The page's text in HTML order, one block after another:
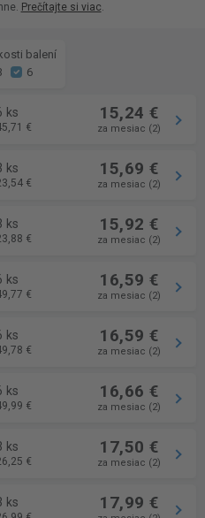
Prečítajte si viac.
balení
6
ks
€
15,24 €
za mesiac (2)
ks
€
15,69 €
za mesiac (2)
ks
€
15,92 €
za mesiac (2)
ks
€
16,59 €
za mesiac (2)
ks
€
16,59 €
za mesiac (2)
ks
€
16,66 €
za mesiac (2)
ks
€
17,50 €
za mesiac (2)
ks 17,99 €